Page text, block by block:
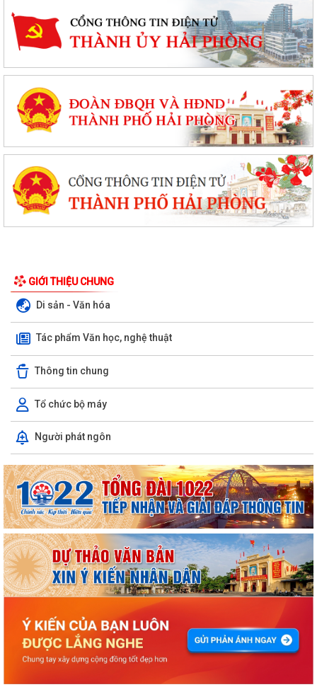
GIỚI THIỆU CHUNG
Di sản - Văn hóa
Tác phẩm Văn học, nghệ thuật
Thông tin chung
Tổ chức bộ máy
Người phát ngôn
ỦY BAN NHÂN DÂN XÃ NGUYỄN BỈNH KHIÊM TUYÊN TRUYỀN, HƯỚNG
DẪN NGƯỜI DÂN CHUYỂN ĐỔI THIẾT BỊ, SIM...
Công văn tuyên truyền phòng ngừa, ứng phó với các đe dọa an ninh
phi truyền thống
KẾ HOẠCH Triển khai tuyển chọn thực tập sinh nữ đi thực tập kỹ thuật
tại Nhật Bản Đợt II năm 2026
Kỷ niệm 79 năm Ngày Thương binh - Liệt sĩ (27-7-1947 – 27-7-2026)